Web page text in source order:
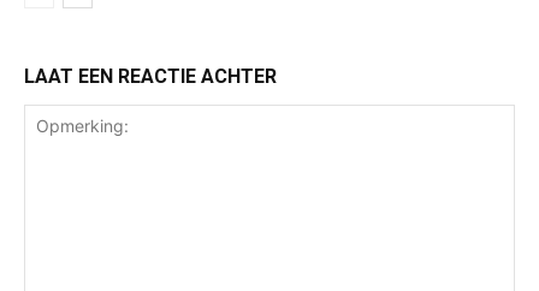
LAAT EEN REACTIE ACHTER